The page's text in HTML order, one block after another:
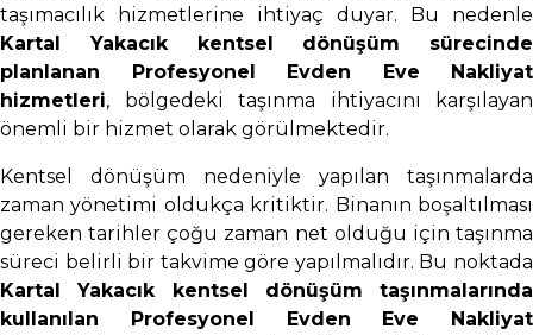
taşımacılık hizmetlerine ihtiyaç duyar. Bu nedenle
Kartal Yakacık kentsel dönüşüm sürecinde
planlanan Profesyonel Evden Eve Nakliyat
hizmetleri, bölgedeki taşınma ihtiyacını karşılayan
önemli bir hizmet olarak görülmektedir.
Kentsel dönüşüm nedeniyle yapılan taşınmalarda
zaman yönetimi oldukça kritiktir. Binanın boşaltılması
gereken tarihler çoğu zaman net olduğu için taşınma
süreci belirli bir takvime göre yapılmalıdır. Bu noktada
Kartal Yakacık kentsel dönüşüm taşınmalarında
kullanılan Profesyonel Evden Eve Nakliyat